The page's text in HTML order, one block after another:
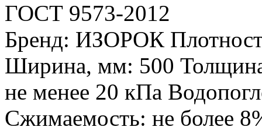
ГОСТ 9573-2012
Бренд: ИЗОРОК
Ширина, мм: 500
не менее 20 кПа
Сжимаемость: не более